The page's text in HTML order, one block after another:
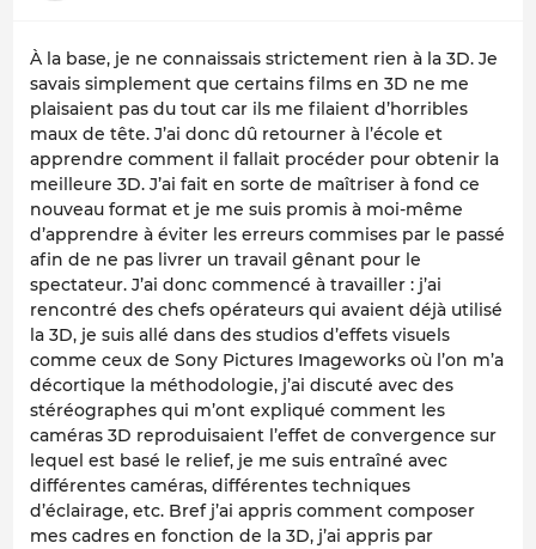
À la base, je ne connaissais strictement rien à la 3D. Je
savais simplement que certains films en 3D ne me
plaisaient pas du tout car ils me filaient d’horribles
maux de tête. J’ai donc dû retourner à l’école et
apprendre comment il fallait procéder pour obtenir la
meilleure 3D. J’ai fait en sorte de maîtriser à fond ce
nouveau format et je me suis promis à moi-même
d’apprendre à éviter les erreurs commises par le passé
afin de ne pas livrer un travail gênant pour le
spectateur. J’ai donc commencé à travailler : j’ai
rencontré des chefs opérateurs qui avaient déjà utilisé
la 3D, je suis allé dans des studios d’effets visuels
comme ceux de Sony Pictures Imageworks où l’on m’a
décortique la méthodologie, j’ai discuté avec des
stéréographes qui m’ont expliqué comment les
caméras 3D reproduisaient l’effet de convergence sur
lequel est basé le relief, je me suis entraîné avec
différentes caméras, différentes techniques
d’éclairage, etc. Bref j’ai appris comment composer
mes cadres en fonction de la 3D, j’ai appris par